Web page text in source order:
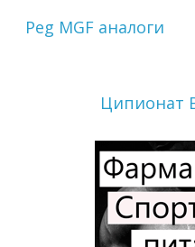
Peg MGF аналоги
Ципионат